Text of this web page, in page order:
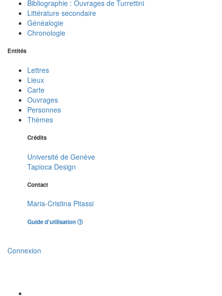
Bibliographie : Ouvrages de Turrettini
Littérature secondaire
Généalogie
Chronologie
Entités
Lettres
Lieux
Carte
Ouvrages
Personnes
Thèmes
Crédits
Université de Genève
Tapioca Design
Contact
Maria-Cristina Pitassi
Guide d'utilisation
Connexion